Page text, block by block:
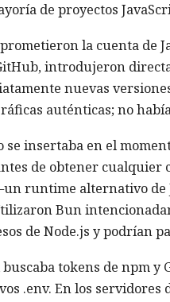
de proyectos
la cuenta de
introdujeron
nuevas
auténticas; no
se insertaba en el
de obtener cualquier
runtime alternativo
Bun
de Node.js y podrían
tokens de npm y
.env. En los